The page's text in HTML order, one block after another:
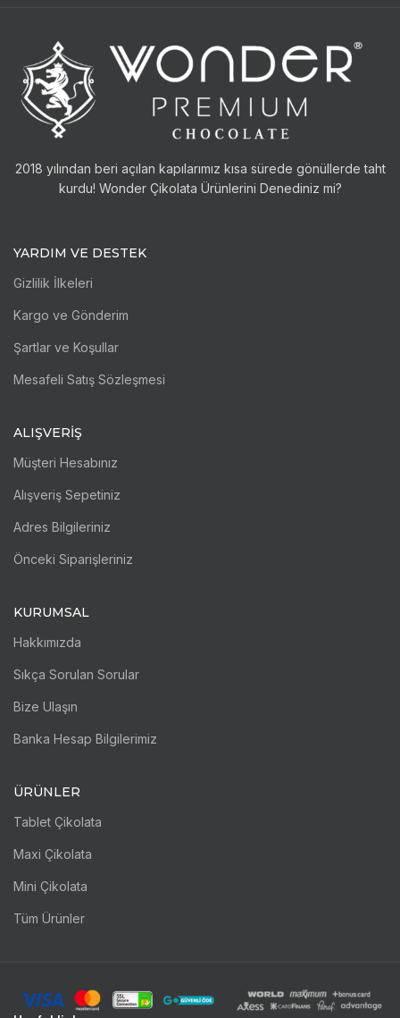
2018 yılından beri açılan kapılarımız kısa sürede gönüllerde taht
kurdu! Wonder Çikolata Ürünlerini Denediniz mi?
YARDIM VE DESTEK
Gizlilik İlkeleri
Kargo ve Gönderim
Şartlar ve Koşullar
Mesafeli Satış Sözleşmesi
ALIŞVERİŞ
Müşteri Hesabınız
Alışveriş Sepetiniz
Adres Bilgileriniz
Önceki Siparişleriniz
KURUMSAL
Hakkımızda
Sıkça Sorulan Sorular
Bize Ulaşın
Banka Hesap Bilgilerimiz
ÜRÜNLER
Tablet Çikolata
Maxi Çikolata
Mini Çikolata
Tüm Ürünler